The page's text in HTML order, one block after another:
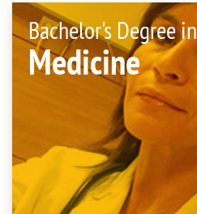
Bachelor's Degree in
Medicine